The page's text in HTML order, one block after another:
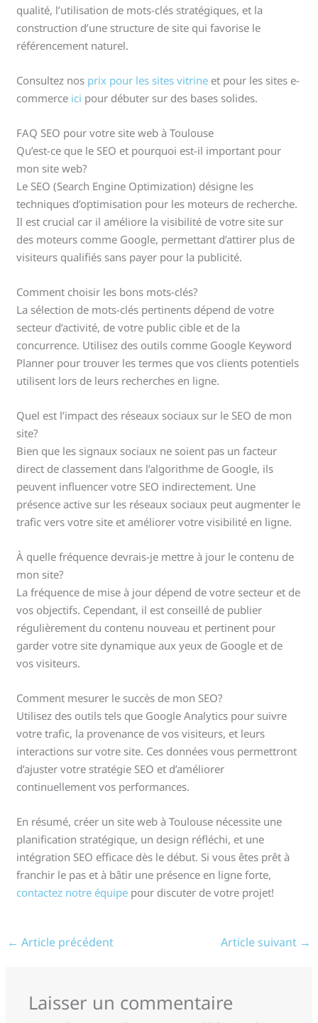
qualité, l’utilisation de mots-clés stratégiques, et la
construction d’une structure de site qui favorise le
référencement naturel.
Consultez nos prix pour les sites vitrine et pour les sites e-
commerce ici pour débuter sur des bases solides.
FAQ SEO pour votre site web à Toulouse
Qu’est-ce que le SEO et pourquoi est-il important pour
mon site web?
Le SEO (Search Engine Optimization) désigne les
techniques d’optimisation pour les moteurs de recherche.
Il est crucial car il améliore la visibilité de votre site sur
des moteurs comme Google, permettant d’attirer plus de
visiteurs qualifiés sans payer pour la publicité.
Comment choisir les bons mots-clés?
La sélection de mots-clés pertinents dépend de votre
secteur d’activité, de votre public cible et de la
concurrence. Utilisez des outils comme Google Keyword
Planner pour trouver les termes que vos clients potentiels
utilisent lors de leurs recherches en ligne.
Quel est l’impact des réseaux sociaux sur le SEO de mon
site?
Bien que les signaux sociaux ne soient pas un facteur
direct de classement dans l’algorithme de Google, ils
peuvent influencer votre SEO indirectement. Une
présence active sur les réseaux sociaux peut augmenter le
trafic vers votre site et améliorer votre visibilité en ligne.
À quelle fréquence devrais-je mettre à jour le contenu de
mon site?
La fréquence de mise à jour dépend de votre secteur et de
vos objectifs. Cependant, il est conseillé de publier
régulièrement du contenu nouveau et pertinent pour
garder votre site dynamique aux yeux de Google et de
vos visiteurs.
Comment mesurer le succès de mon SEO?
Utilisez des outils tels que Google Analytics pour suivre
votre trafic, la provenance de vos visiteurs, et leurs
interactions sur votre site. Ces données vous permettront
d’ajuster votre stratégie SEO et d’améliorer
continuellement vos performances.
En résumé, créer un site web à Toulouse nécessite une
planification stratégique, un design réfléchi, et une
intégration SEO efficace dès le début. Si vous êtes prêt à
franchir le pas et à bâtir une présence en ligne forte,
contactez notre équipe pour discuter de votre projet!
← Article précédent Article suivant →
Laisser un commentaire